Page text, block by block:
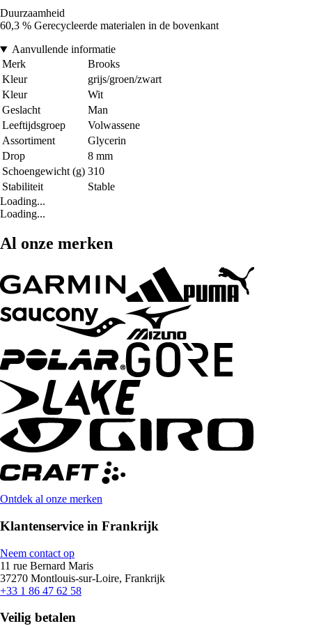
Duurzaamheid
60,3 % Gerecycleerde materialen in de bovenkant
Aanvullende informatie
Merk
Brooks
Kleur
grijs/groen/zwart
Kleur
Wit
Geslacht
Man
Leeftijdsgroep
Volwassene
Assortiment
Glycerin
Drop
8 mm
Schoengewicht (g) 310
Stabiliteit
Stable
Loading...
Loading...
Al onze merken
Ontdek al onze merken
Klantenservice in Frankrijk
Neem contact op
11 rue Bernard Maris
37270 Montlouis-sur-Loire, Frankrijk
+33 1 86 47 62 58
Veilig betalen